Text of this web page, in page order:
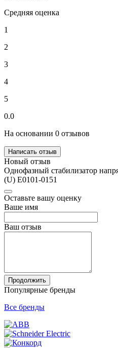
Средняя оценка
1
2
3
4
5
0.0
На основании 0 отзывов
Написать отзыв
Новый отзыв
Однофазный стабилизатор
(U) Е0101-0151
Оставьте вашу оценку
Ваше имя
Ваш отзыв
Продолжить
Популярные бренды
Все бренды